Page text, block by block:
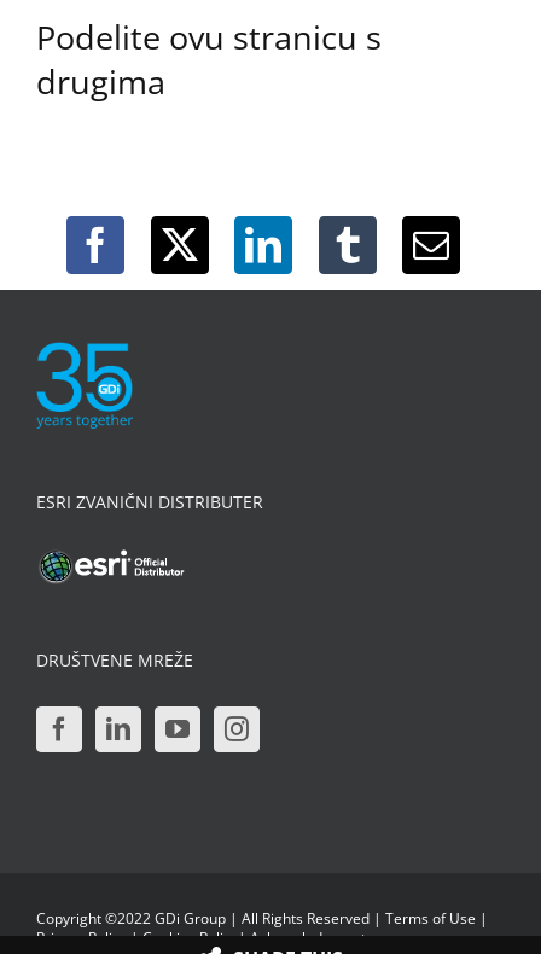
Podelite ovu stranicu s
drugima
ESRI ZVANIČNI DISTRIBUTER
DRUŠTVENE MREŽE
Copyright ©2022 GDi Group | All Rights Reserved | Terms of Use |
Privacy Policy|Cookies Policy|Acknowledgments